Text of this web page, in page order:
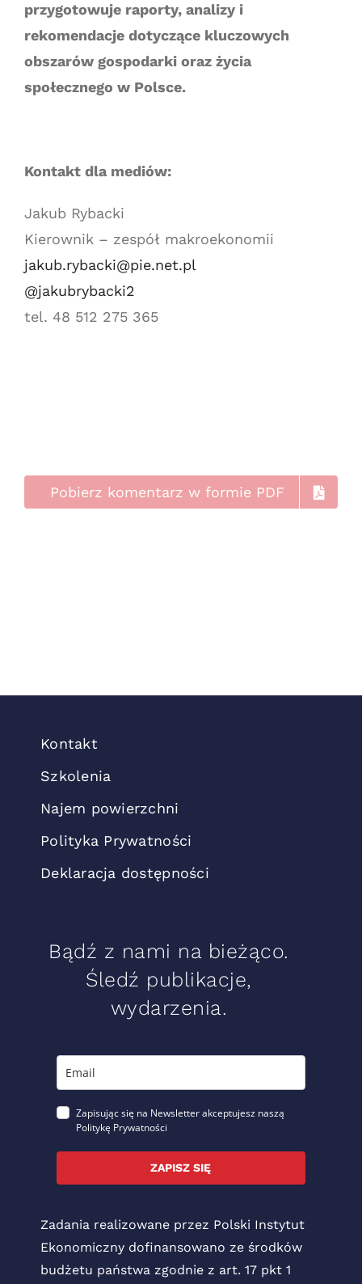
przygotowuje raporty, analizy i
rekomendacje dotyczące kluczowych
obszarów gospodarki oraz życia
społecznego w Polsce.
Kontakt dla mediów:
Jakub Rybacki
Kierownik – zespół makroekonomii
jakub.rybacki@pie.net.pl
@jakubrybacki2
tel. 48 512 275 365
Pobierz komentarz w formie PDF
Kontakt
Szkolenia
Najem powierzchni
Polityka Prywatności
Deklaracja dostępności
Bądź z nami na bieżąco.
Śledź publikacje,
wydarzenia.
Zapisując się na Newsletter akceptujesz naszą
Politykę Prywatności
ZAPISZ SIĘ
Zadania realizowane przez Polski Instytut
Ekonomiczny dofinansowano ze środków
budżetu państwa zgodnie z art. 17 pkt 1